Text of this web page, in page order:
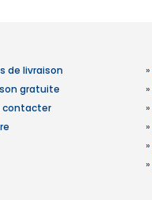
de livraison
gratuite
contacter
»
»
»
»
»
»